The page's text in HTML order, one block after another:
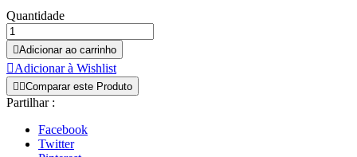
Quantidade
Adicionar ao carrinho
Adicionar à Wishlist
 Comparar este Produto
Partilhar :
Facebook
Twitter